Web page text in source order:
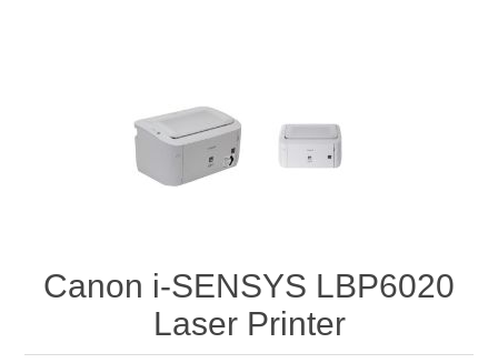
Canon i-SENSYS LBP6020
Laser Printer